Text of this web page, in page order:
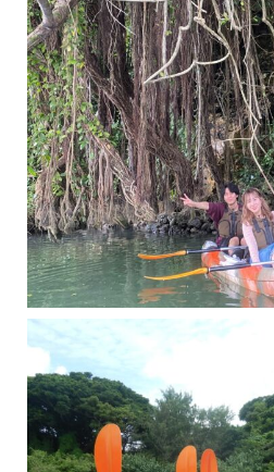
梅雨真っ只中の沖縄ですが 今日もカンカンに晴れてくれました！！
今日は満潮だっ